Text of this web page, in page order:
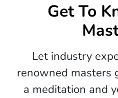
Get To
Let industry
renowned masters
a meditation and